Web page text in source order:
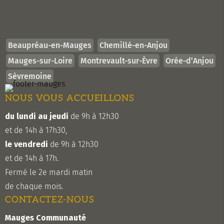
Beaupréau-en-Mauges
Chemillé-en-Anjou
Mauges-sur-Loire
Montrevault-sur-Èvre
Orée-d’Anjou
Sèvremoine
NOUS VOUS ACCUEILLONS
du lundi au jeudi de 9h à 12h30
et de 14h à 17h30,
le vendredi de 9h à 12h30
et de 14h à 17h.
Fermé le 2e mardi matin
de chaque mois.
CONTACTEZ-NOUS
Mauges Communauté